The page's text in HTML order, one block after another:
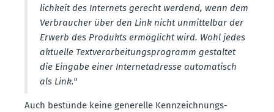
lichkeit des Internets gerecht werdend, wenn dem
Verbraucher über den Link nicht unmit­telbar der
Erwerb des Produkts ermög­licht wird. Wohl jedes
aktuelle Textver­ar­bei­tungs­pro­gramm gestaltet
die Eingabe einer Inter­net­adresse automa­tisch
als Link."
Auch bestünde keine generelle Kennzeich­nungs­